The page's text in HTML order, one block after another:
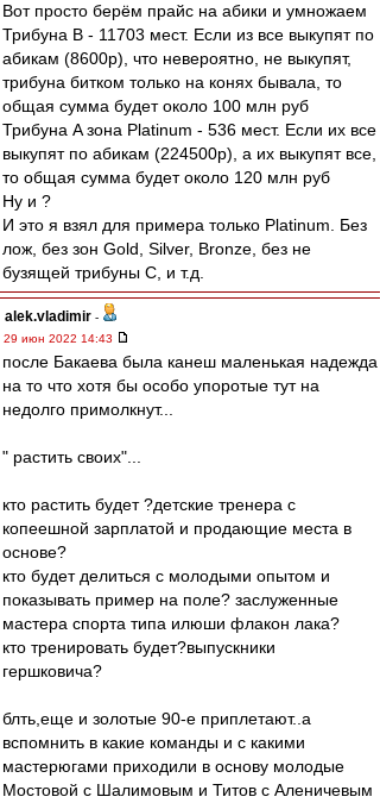
Вот просто берём прайс на абики и умножаем
Трибуна B - 11703 мест. Если из все выкупят по
абикам (8600р), что невероятно, не выкупят,
трибуна битком только на конях бывала, то
общая сумма будет около 100 млн руб
Трибуна A зона Platinum - 536 мест. Если их все
выкупят по абикам (224500р), а их выкупят все,
то общая сумма будет около 120 млн руб
Ну и ?
И это я взял для примера только Platinum. Без
лож, без зон Gold, Silver, Bronze, без не
бузящей трибуны C, и т.д.
alek.vladimir -
29 июн 2022 14:43
после Бакаева была канеш маленькая надежда
на то что хотя бы особо упоротые тут на
недолго примолкнут...
" растить своих"...
кто растить будет ?детские тренера с
копеешной зарплатой и продающие места в
основе?
кто будет делиться с молодыми опытом и
показывать пример на поле? заслуженные
мастера спорта типа илюши флакон лака?
кто тренировать будет?выпускники
гершковича?
блть,еще и золотые 90-е приплетают..а
вспомнить в какие команды и с какими
мастерюгами приходили в основу молодые
Мостовой с Шалимовым и Титов с Аленичевым